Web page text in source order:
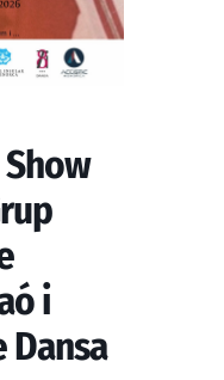
Show
i
Dansa